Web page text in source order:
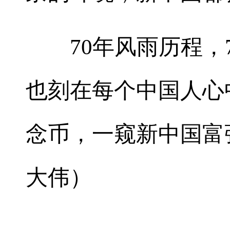
70年风雨历程，
也刻在每个中国人
念币，一窥新中国
大伟）